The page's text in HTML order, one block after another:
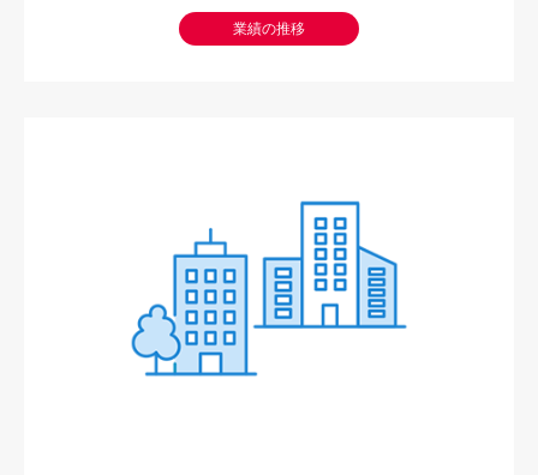
業績の推移